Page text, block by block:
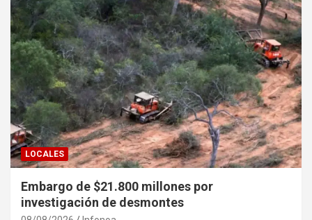
LOCALES
Embargo de $21.800 millones por
investigación de desmontes